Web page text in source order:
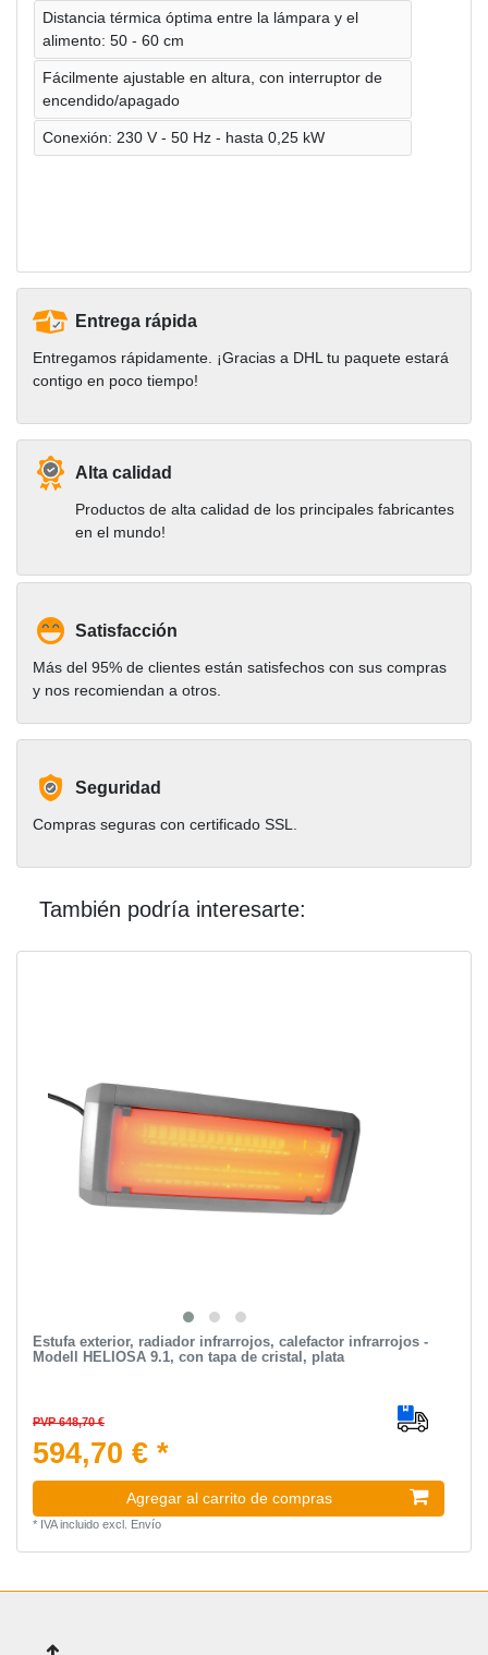
Distancia térmica óptima entre la lámpara y el
alimento: 50 - 60 cm
Fácilmente ajustable en altura, con interruptor de
encendido/apagado
Conexión: 230 V - 50 Hz - hasta 0,25 kW
Entrega rápida
Entregamos rápidamente. ¡Gracias a DHL tu paquete estará
contigo en poco tiempo!
Alta calidad
Productos de alta calidad de los principales fabricantes
en el mundo!
Satisfacción
Más del 95% de clientes están satisfechos con sus compras
y nos recomiendan a otros.
Seguridad
Compras seguras con certificado SSL.
También podría interesarte:
Estufa exterior, radiador infrarrojos, calefactor infrarrojos -
Modell HELIOSA 9.1, con tapa de cristal, plata
PVP 648,70 €
594,70 € *
Agregar al carrito de compras
* IVA incluidoexcl. Envío